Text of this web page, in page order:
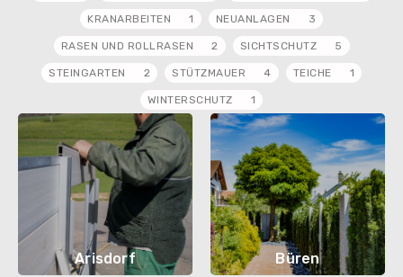
KRANARBEITEN 1 NEUANLAGEN 3
RASEN UND ROLLRASEN 2 SICHTSCHUTZ 5
STEINGARTEN 2 STÜTZMAUER 4 TEICHE 1
WINTERSCHUTZ 1
Arisdorf Büren